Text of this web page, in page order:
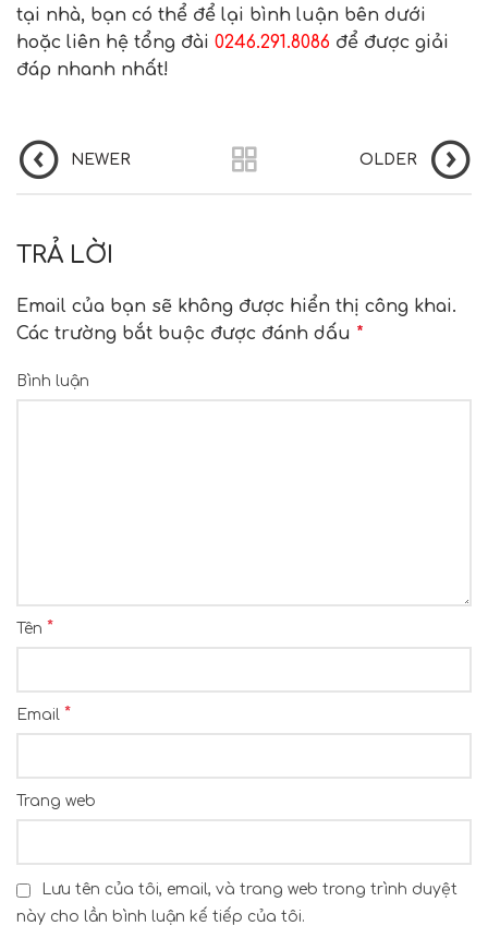
tại nhà, bạn có thể để lại bình luận bên dưới
hoặc liên hệ tổng đài 0246.291.8086 để được giải
đáp nhanh nhất!
NEWER OLDER
TRẢ LỜI
Email của bạn sẽ không được hiển thị công khai.
Các trường bắt buộc được đánh dấu *
Bình luận
Tên *
Email *
Trang web
Lưu tên của tôi, email, và trang web trong trình duyệt
này cho lần bình luận kế tiếp của tôi.